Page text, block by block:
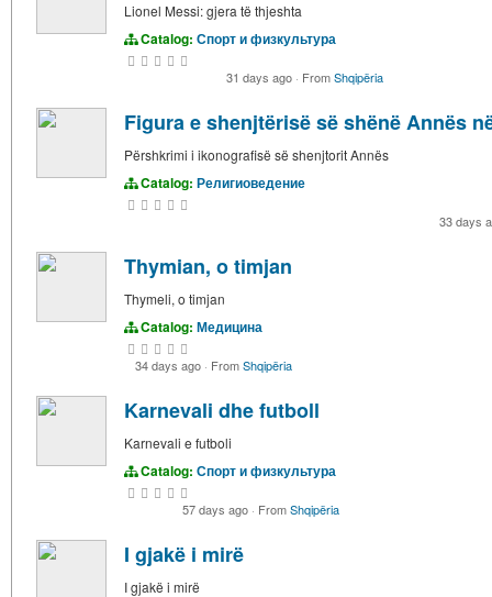
Lionel Messi: gjera të thjeshta
Catalog: Спорт и физкультура
31 days ago · FromShqipëria
Figura e shenjtërisë së shënë Annës
Përshkrimi i ikonografisë së shenjtorit Annës
Catalog: Религиоведение
33 days
Thymian, o timjan
Thymeli, o timjan
Catalog: Медицина
34 days ago · FromShqipëria
Karnevali dhe futboll
Karnevali e futboli
Catalog: Спорт и физкультура
57 days ago · FromShqipëria
I gjakë i mirë
I gjakë i mirë